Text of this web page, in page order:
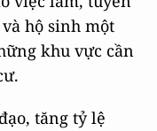
hộ sinh một
khu vực cần
tăng tỷ lệ